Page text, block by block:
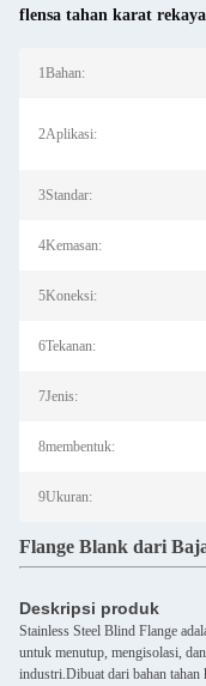
flensa tahan karat
1Bahan:
2Aplikasi:
3Standar:
4Kemasan:
5Koneksi:
6Tekanan:
7Jenis:
8membentuk:
9Ukuran:
Flange Blank dari
Deskripsi produk
Stainless Steel Blind Flange
untuk menutup, mengisolasi,
industri.Dibuat dari bahan